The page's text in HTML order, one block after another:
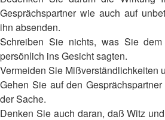
Gesprächspartner wie auch auf
ihn absenden.
Schreiben Sie nichts, was Sie
persönlich ins Gesicht sagten.
Vermeiden Sie Mißverständlichkeiten
Gehen Sie auf den
der Sache.
Denken Sie auch daran, daß Witz